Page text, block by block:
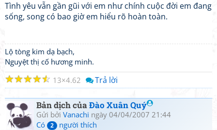
Tình yêu vẫn gần gũi với em như chính cuộc đời em đang
sống, song có bao giờ em hiểu rõ hoàn toàn.
Lộ tòng kim dạ bạch,
Nguyệt thị cố hương minh.
☆
☆
☆
☆
☆ 13 4.62 Trả lời
Bản dịch củaĐào Xuân Quý
Gửi bởi Vanachi ngày 04/04/2007 21:44
Có
2 người thích